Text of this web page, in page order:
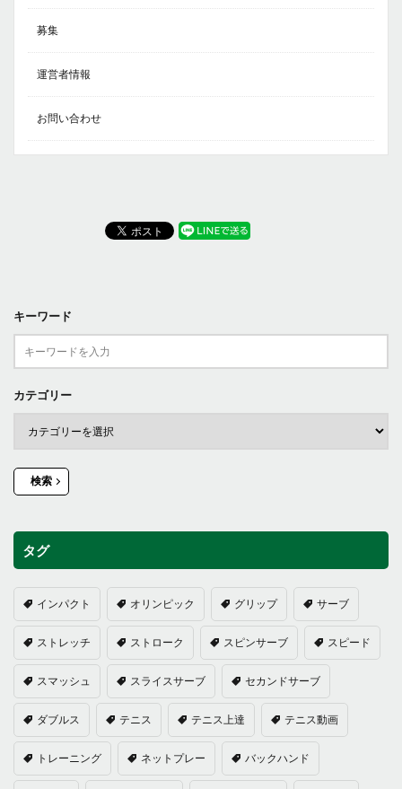
募集
運営者情報
お問い合わせ
キーワード
カテゴリー
検索
タグ
インパクト オリンピック グリップ サーブ
ストレッチ ストローク スピンサーブ スピード
スマッシュ スライスサーブ セカンドサーブ
ダブルス テニス テニス上達 テニス動画
トレーニング ネットプレー バックハンド